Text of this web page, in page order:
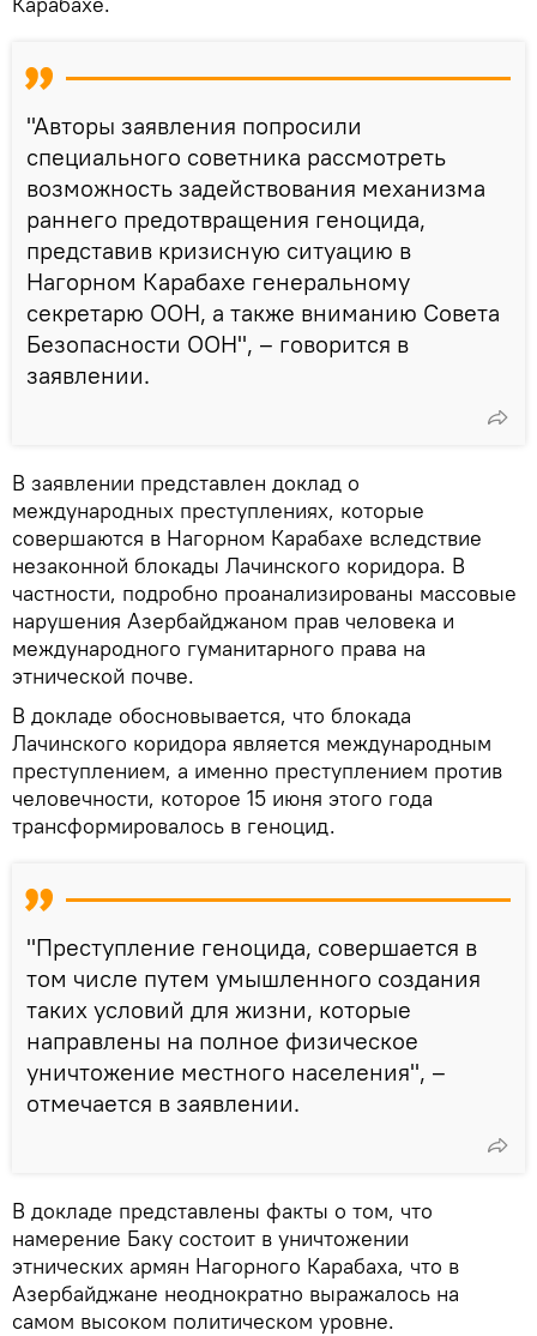
"Авторы заявления попросили
специального советника рассмотреть
возможность задействования механизма
раннего предотвращения геноцида,
представив кризисную ситуацию в
Нагорном Карабахе генеральному
секретарю ООН, а также вниманию Совета
Безопасности ООН", – говорится в
заявлении.
В заявлении представлен доклад о
международных преступлениях, которые
совершаются в Нагорном Карабахе вследствие
незаконной блокады Лачинского коридора. В
частности, подробно проанализированы массовые
нарушения Азербайджаном прав человека и
международного гуманитарного права на
этнической почве.
В докладе обосновывается, что блокада
Лачинского коридора является международным
преступлением, а именно преступлением против
человечности, которое 15 июня этого года
трансформировалось в геноцид.
"Преступление геноцида, совершается в
том числе путем умышленного создания
таких условий для жизни, которые
направлены на полное физическое
уничтожение местного населения", –
отмечается в заявлении.
В докладе представлены факты о том, что
намерение Баку состоит в уничтожении
этнических армян Нагорного Карабаха, что в
Азербайджане неоднократно выражалось на
самом высоком политическом уровне.